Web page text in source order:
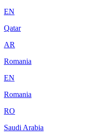
EN
Qatar
AR
Romania
EN
Romania
RO
Saudi Arabia